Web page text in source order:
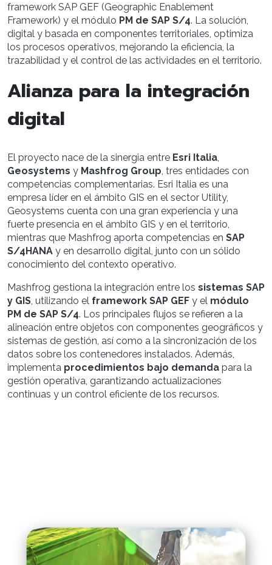
framework SAP GEF (Geographic Enablement
Framework) y el módulo PM de SAP S/4. La solución,
digital y basada en componentes territoriales, optimiza
los procesos operativos, mejorando la eficiencia, la
trazabilidad y el control de las actividades en el territorio.
Alianza para la integración
digital
El proyecto nace de la sinergia entre Esri Italia,
Geosystems y Mashfrog Group, tres entidades con
competencias complementarias. Esri Italia es una
empresa líder en el ámbito GIS en el sector Utility,
Geosystems cuenta con una gran experiencia y una
fuerte presencia en el ámbito GIS y en el territorio,
mientras que Mashfrog aporta competencias en SAP
S/4HANA y en desarrollo digital, junto con un sólido
conocimiento del contexto operativo.
Mashfrog gestiona la integración entre los sistemas SAP
y GIS, utilizando el framework SAP GEF y el módulo
PM de SAP S/4. Los principales flujos se refieren a la
alineación entre objetos con componentes geográficos y
sistemas de gestión, así como a la sincronización de los
datos sobre los contenedores instalados. Además,
implementa procedimientos bajo demanda para la
gestión operativa, garantizando actualizaciones
continuas y un control eficiente de los recursos.